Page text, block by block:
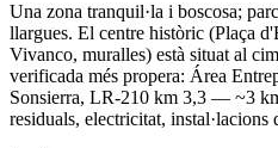
Una zona tranquil·la i boscosa;
llargues. El centre històric (Plaça
Vivanco, muralles) està situat al
verificada més propera: Área
Sonsierra, LR-210 km 3,3 — ~3
residuals, electricitat,